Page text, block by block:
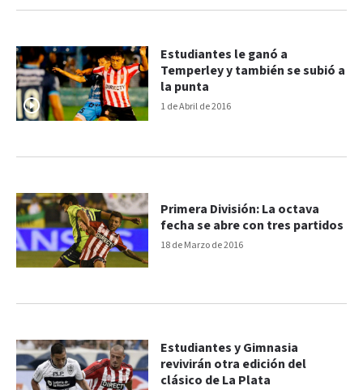
1 de Abril de 2016
Estudiantes le ganó a
Temperley y también se subió a
la punta
18 de Marzo de 2016
Primera División: La octava
fecha se abre con tres partidos
Estudiantes y Gimnasia
revivirán otra edición del
clásico de La Plata